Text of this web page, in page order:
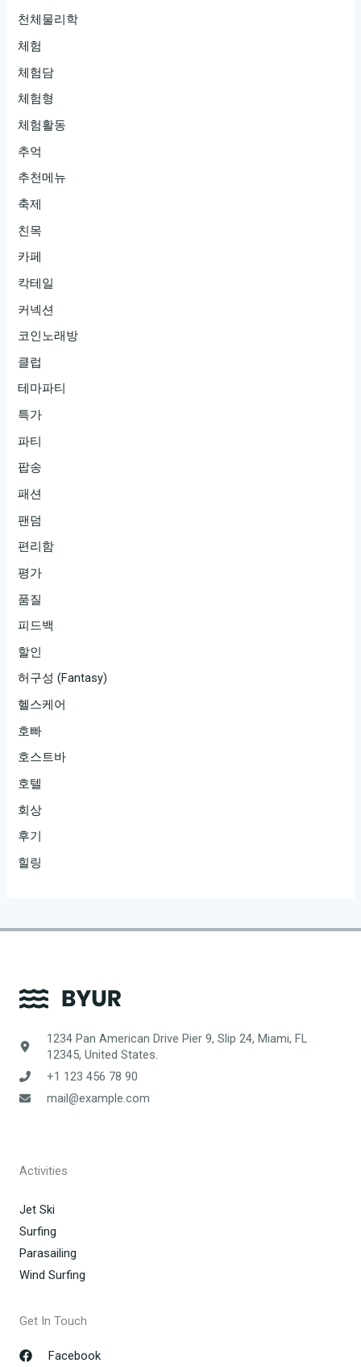
천체물리학
체험
체험담
체험형
체험활동
추억
추천메뉴
축제
친목
카페
칵테일
커넥션
코인노래방
클럽
테마파티
특가
파티
팝송
패션
팬덤
편리함
평가
품질
피드백
할인
허구성 (Fantasy)
헬스케어
호빠
호스트바
호텔
회상
후기
힐링
1234 Pan American Drive Pier 9, Slip 24, Miami, FL
12345, United States.
+1 123 456 78 90
mail@example.com
Activities
Jet Ski
Surfing
Parasailing
Wind Surfing
Get In Touch
Facebook